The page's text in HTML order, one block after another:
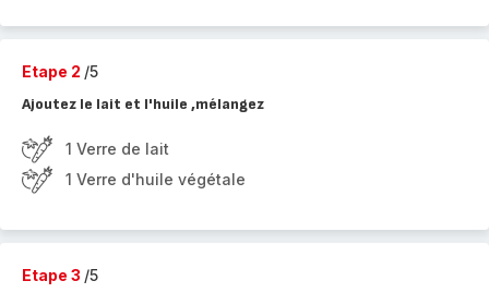
Etape 2 /5
Ajoutez le lait et l'huile ,mélangez
1 Verre de lait
1 Verre d'huile végétale
Etape 3 /5